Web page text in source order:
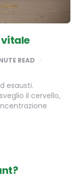
vitale
READ
esausti.
il cervello,